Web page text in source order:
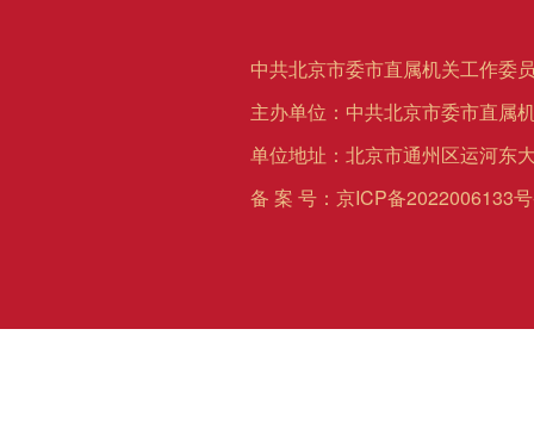
中共北京市委市直属机关工作委
主办单位：中共北京市委市直属
单位地址：北京市通州区运河东
备 案 号： 京ICP备2022006133